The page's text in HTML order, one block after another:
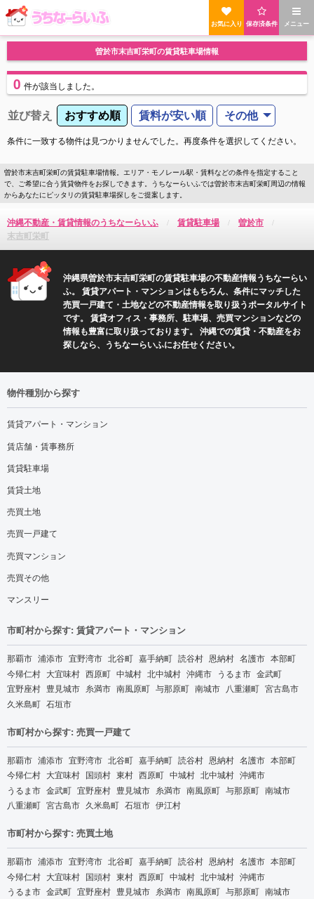
メニュー
保存済条件
お気に入り
曽於市末吉町栄町の賃貸駐車場情報
0 件が該当しました。
並び替え おすすめ順 賃料が安い順 その他
条件に一致する物件は見つかりませんでした。再度条件を選択してください。
曽於市末吉町栄町の賃貸駐車場情報。エリア・モノレール駅・賃料などの条件を指定すること
で、ご希望に合う賃貸物件をお探しできます。うちなーらいふでは曽於市末吉町栄町周辺の情報
からあなたにピッタリの賃貸駐車場探しをご提案します。
沖縄不動産・賃貸情報のうちなーらいふ 賃貸駐車場
曽於市
末吉町栄町
沖縄県曽於市末吉町栄町の賃貸駐車場の不動産情報うちなーらい
ふ。 賃貸アパート・マンションはもちろん、条件にマッチした
売買一戸建て・土地などの不動産情報を取り扱うポータルサイト
です。 賃貸オフィス・事務所、駐車場、売買マンションなどの
情報も豊富に取り扱っております。 沖縄での賃貸・不動産をお
探しなら、うちなーらいふにお任せください。
物件種別から探す
賃貸アパート・マンション
賃店舗・賃事務所
賃貸駐車場
賃貸土地
売買土地
売買一戸建て
売買マンション
売買その他
マンスリー
市町村から探す: 賃貸アパート・マンション
那覇市 浦添市 宜野湾市 北谷町 嘉手納町 読谷村 恩納村 名護市 本部町
今帰仁村 大宜味村 西原町 中城村 北中城村 沖縄市 うるま市 金武町
宜野座村 豊見城市 糸満市 南風原町 与那原町 南城市 八重瀬町 宮古島市
久米島町 石垣市
市町村から探す: 売買一戸建て
那覇市 浦添市 宜野湾市 北谷町 嘉手納町 読谷村 恩納村 名護市 本部町
今帰仁村 大宜味村 国頭村 東村 西原町 中城村 北中城村 沖縄市
うるま市 金武町 宜野座村 豊見城市 糸満市 南風原町 与那原町 南城市
八重瀬町 宮古島市 久米島町 石垣市 伊江村
市町村から探す: 売買土地
那覇市 浦添市 宜野湾市 北谷町 嘉手納町 読谷村 恩納村 名護市 本部町
今帰仁村 大宜味村 国頭村 東村 西原町 中城村 北中城村 沖縄市
うるま市 金武町 宜野座村 豊見城市 糸満市 南風原町 与那原町 南城市